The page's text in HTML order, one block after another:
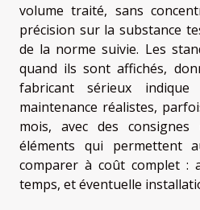
volume traité, sans
précision sur la substance
de la norme suivie. Les
quand ils sont affichés,
fabricant sérieux
maintenance réalistes,
mois, avec des
éléments qui permettent
comparer à coût complet :
temps, et éventuelle